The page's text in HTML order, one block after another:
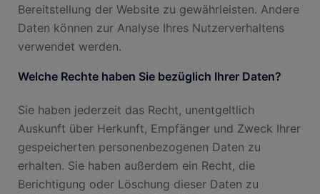
Bereitstellung der Website zu gewährleisten. Andere
Daten können zur Analyse Ihres Nutzerverhaltens
verwendet werden.
Welche Rechte haben Sie bezüglich Ihrer Daten?
Sie haben jederzeit das Recht, unentgeltlich
Auskunft über Herkunft, Empfänger und Zweck Ihrer
gespeicherten personenbezogenen Daten zu
erhalten. Sie haben außerdem ein Recht, die
Berichtigung oder Löschung dieser Daten zu